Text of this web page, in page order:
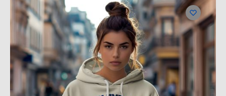
plusieurs
variations.
Les
options
peuvent
être
choisies